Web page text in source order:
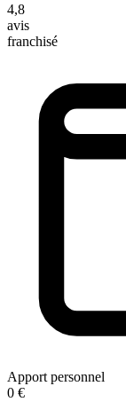
4,8
avis
franchisé
Apport personnel
0 €